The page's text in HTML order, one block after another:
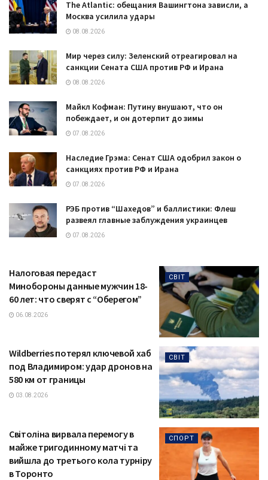
The Atlantic: обещания Вашингтона зависли, а
Москва усилила удары
08.08.2026
Мир через силу: Зеленский отреагировал на
санкции Сената США против РФ и Ирана
08.08.2026
Майкл Кофман: Путину внушают, что он
побеждает, и он дотерпит до зимы
07.08.2026
Наследие Грэма: Сенат США одобрил закон о
санкциях против РФ и Ирана
07.08.2026
РЭБ против “Шахедов” и баллистики: Флеш
развеял главные заблуждения украинцев
07.08.2026
СВІТ
Налоговая передаст
Минобороны данные мужчин 18-
60 лет: что сверят с “Оберегом”
06.08.2026
СВІТ
Wildberries потерял ключевой хаб
под Владимиром: удар дронов на
580 км от границы
03.08.2026
СПОРТ
Світоліна вирвала перемогу в
майже тригодинному матчі та
вийшла до третього кола турніру
в Торонто